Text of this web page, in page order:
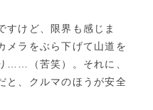
すけど、限界も感じま
メラをぶら下げて山道を
……（苦笑）。それに、
と、クルマのほうが安全